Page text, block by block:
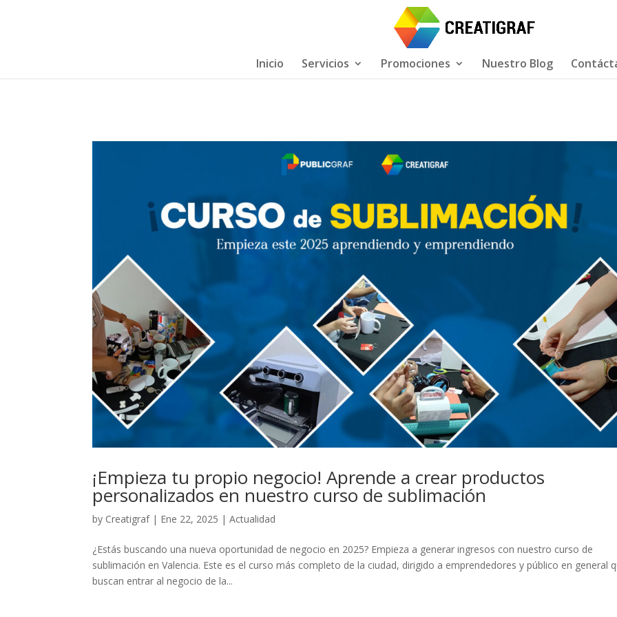
Inicio Servicios Promociones Nuestro Blog
¡Empieza tu propio negocio! Aprende a crear productos
personalizados en nuestro curso de sublimación
by Creatigraf| Ene 22, 2025 |Actualidad
¿Estás buscando una nueva oportunidad de negocio en 2025? Empieza a generar ingresos con nuestro curso de
sublimación en Valencia. Este es el curso más completo de la ciudad, dirigido a emprendedores y público en general
buscan entrar al negocio de la...